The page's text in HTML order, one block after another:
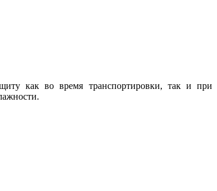
как во время транспортировки, так и при